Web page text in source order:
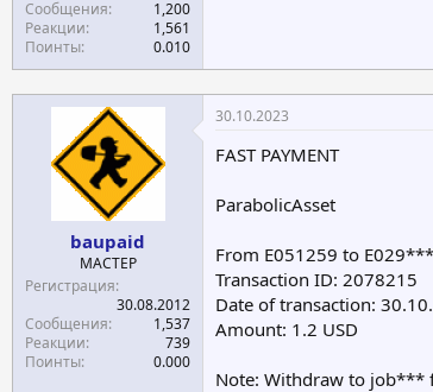
Сообщения
1,200
Реакции
1,561
Поинты
0.010
baupaid
МАСТЕР
Регистрация
30.08.2012
Сообщения
1,537
Реакции
739
Поинты
0.000
30.10.2023
FAST PAYMENT
ParabolicAsset
From E051259 to E029***
Transaction ID: 2078215
Date of transaction:
Amount: 1.2 USD
Note: Withdraw to job***